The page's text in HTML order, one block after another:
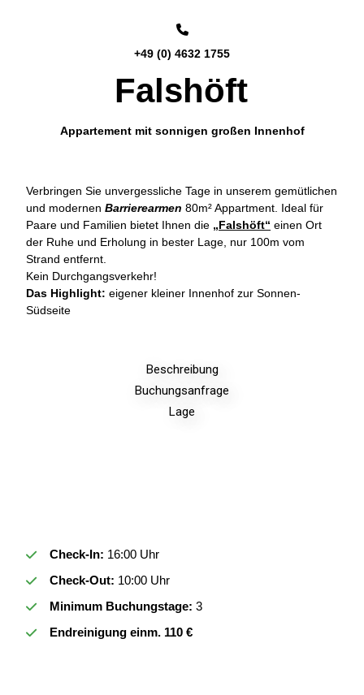
+49 (0) 4632 1755
Falshöft
Appartement mit sonnigen großen Innenhof
Verbringen Sie unvergessliche Tage in unserem gemütlichen
und modernen Barrierearmen 80m² Appartment. Ideal für
Paare und Familien bietet Ihnen die „Falshöft“ einen Ort
der Ruhe und Erholung in bester Lage, nur 100m vom
Strand entfernt.
Kein Durchgangsverkehr!
Das Highlight: eigener kleiner Innenhof zur Sonnen-
Südseite
Beschreibung
Buchungsanfrage
Lage
Check-In: 16:00 Uhr
Check-Out: 10:00 Uhr
Minimum Buchungstage: 3
Endreinigung einm. 110 €